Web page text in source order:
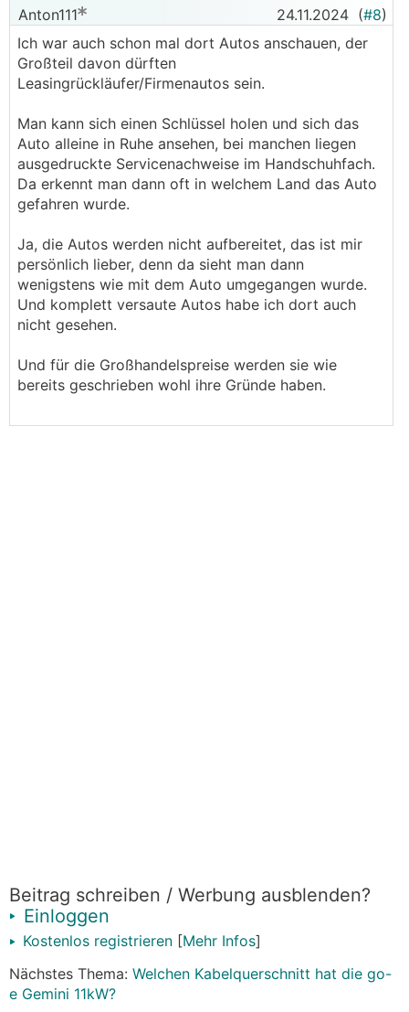
Anton111 24.11.2024 (#8)
Ich war auch schon mal dort Autos anschauen, der
Großteil davon dürften
Leasingrückläufer/Firmenautos sein.
Man kann sich einen Schlüssel holen und sich das
Auto alleine in Ruhe ansehen, bei manchen liegen
ausgedruckte Servicenachweise im Handschuhfach.
Da erkennt man dann oft in welchem Land das Auto
gefahren wurde.
Ja, die Autos werden nicht aufbereitet, das ist mir
persönlich lieber, denn da sieht man dann
wenigstens wie mit dem Auto umgegangen wurde.
Und komplett versaute Autos habe ich dort auch
nicht gesehen.
Und für die Großhandelspreise werden sie wie
bereits geschrieben wohl ihre Gründe haben.
Beitrag schreiben / Werbung ausblenden?
Einloggen
Kostenlos registrieren [Mehr Infos]
Nächstes Thema: Welchen Kabelquerschnitt hat die go-
e Gemini 11kW?